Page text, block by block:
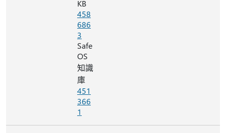
KB
458
686
3
Safe
OS
知識
庫
451
366
1